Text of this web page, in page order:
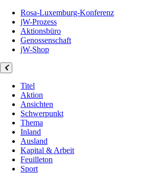
Rosa-Luxemburg-Konferenz
jW-Prozess
Aktionsbüro
Genossenschaft
jW-Shop
Titel
Aktion
Ansichten
Schwerpunkt
Thema
Inland
Ausland
Kapital & Arbeit
Feuilleton
Sport